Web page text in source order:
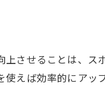
上させることは、ス
えば効率的にアッ